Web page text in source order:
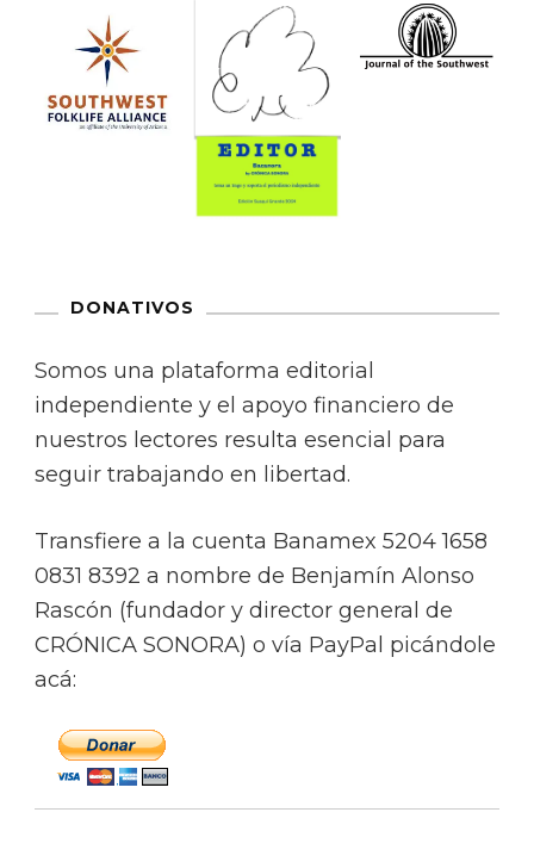
DONATIVOS
Somos una plataforma editorial
independiente y el apoyo financiero de
nuestros lectores resulta esencial para
seguir trabajando en libertad.
Transfiere a la cuenta Banamex 5204 1658
0831 8392 a nombre de Benjamín Alonso
Rascón (fundador y director general de
CRÓNICA SONORA) o vía PayPal picándole
acá: